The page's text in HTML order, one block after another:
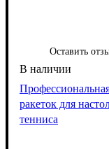
Оставить
ракеток для
тенниса